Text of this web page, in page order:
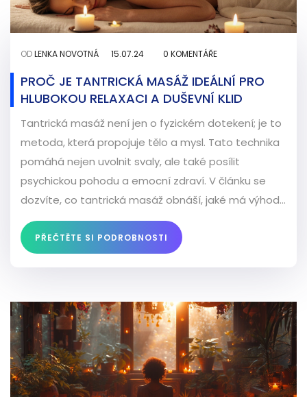
ODLENKA NOVOTNÁ 15.07.24 0 KOMENTÁŘE
PROČ JE TANTRICKÁ MASÁŽ IDEÁLNÍ PRO
HLUBOKOU RELAXACI A DUŠEVNÍ KLID
Tantrická masáž není jen o fyzickém dotekení; je to
metoda, která propojuje tělo a mysl. Tato technika
pomáhá nejen uvolnit svaly, ale také posílit
psychickou pohodu a emocní zdraví. V článku se
dozvíte, co tantrická masáž obnáší, jaké má výhody
a proč je ideální pro hlubokou relaxaci. Nabídneme
také praktické tipy a informace, jak si tuto masáž
užít naplno.
PŘEČTĚTE SI PODROBNOSTI